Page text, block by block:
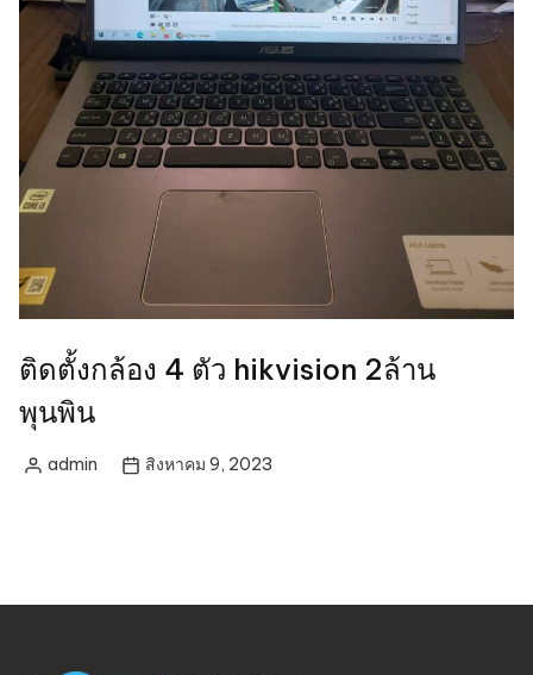
ติดตั้งกล้อง 4 ตัว hikvision 2ล้าน
พุนพิน
Postedadmin สิงหาคม 9, 2023